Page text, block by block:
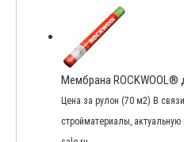
Мембрана ROCKWOOL®
Цена за рулон (70 м2) В
стройматериалы,